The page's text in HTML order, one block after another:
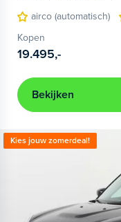
airco (automatisch)
Kopen
19.495,-
Bekijken
Kies jouw zomerdeal!